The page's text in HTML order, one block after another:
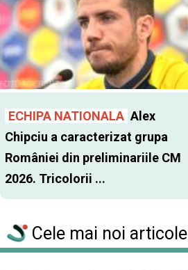
ECHIPA NATIONALA Alex
Chipciu a caracterizat grupa
României din preliminariile CM
2026. Tricolorii ...
Cele mai noi articole